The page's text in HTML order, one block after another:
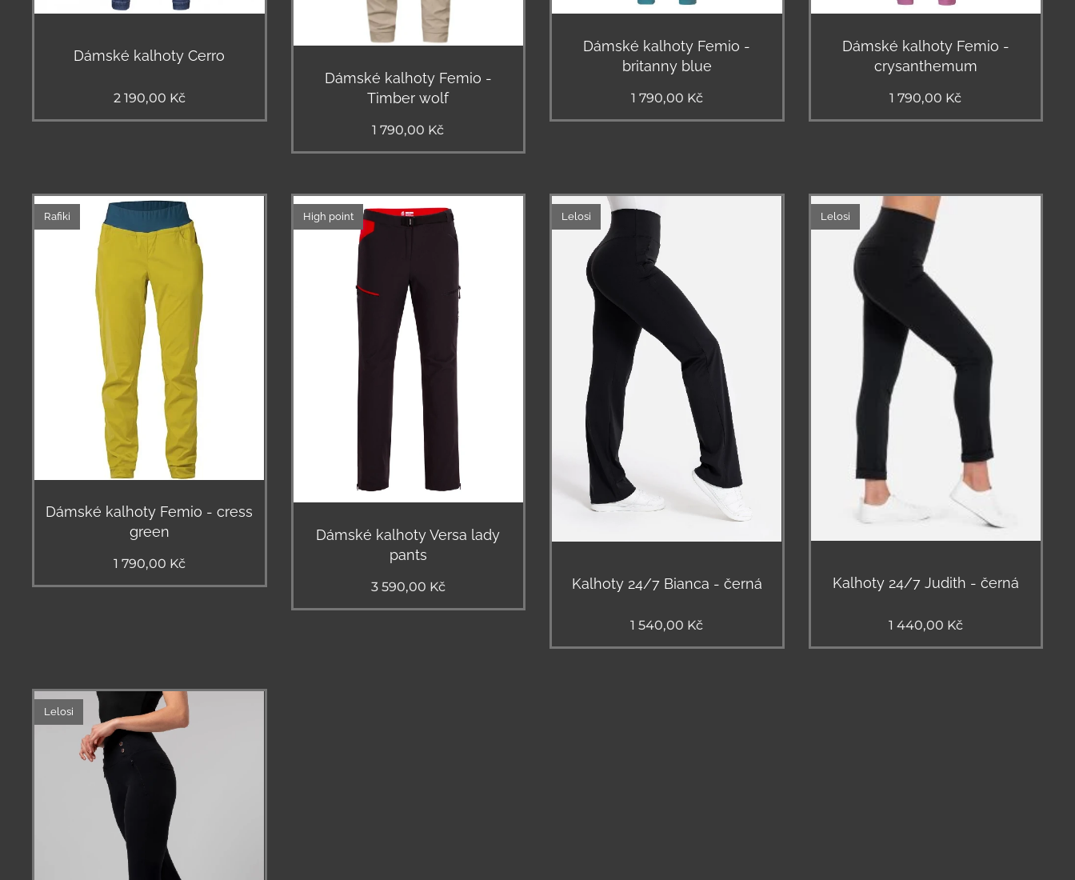
Dámské kalhoty Cerro
2 190,00 Kč
Dámské kalhoty Femio -
Timber wolf
1 790,00 Kč
Dámské kalhoty Femio -
britanny blue
1 790,00 Kč
Dámské kalhoty Femio -
crysanthemum
1 790,00 Kč
Dámské kalhoty Femio - cress
green
Rafiki
1 790,00 Kč
Dámské kalhoty Versa lady
pants
High point
3 590,00 Kč Kalhoty 24/7 Bianca - černá
Lelosi
1 540,00 Kč
Kalhoty 24/7 Judith - černá
Lelosi
1 440,00 Kč
Lelosi